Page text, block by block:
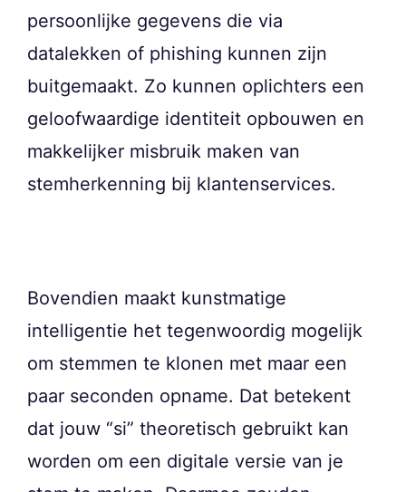
persoonlijke gegevens die via
datalekken of phishing kunnen zijn
buitgemaakt. Zo kunnen oplichters een
geloofwaardige identiteit opbouwen en
makkelijker misbruik maken van
stemherkenning bij klantenservices.
Bovendien maakt kunstmatige
intelligentie het tegenwoordig mogelijk
om stemmen te klonen met maar een
paar seconden opname. Dat betekent
dat jouw “si” theoretisch gebruikt kan
worden om een digitale versie van je